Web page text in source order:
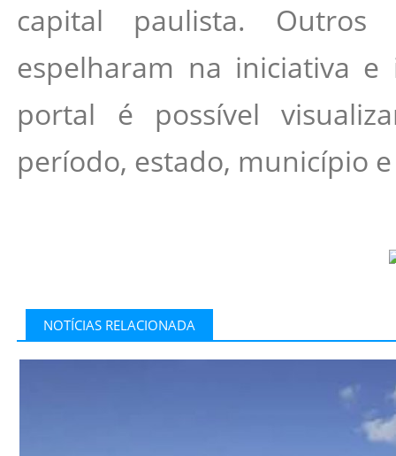
capital paulista.
espelharam na iniciativa
portal é possível
período, estado, município
NOTÍCIAS RELACIONADA